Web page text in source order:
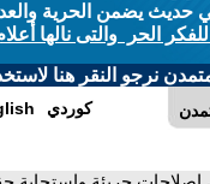
يضمن الحرية
الحر والتى نالها
نرجو النقر هنا
كوردي